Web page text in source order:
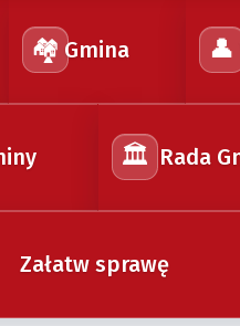
🏘️ Gmina 👤
🏛️ Rada
Załatw sprawę